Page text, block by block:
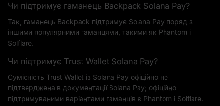
Чи підтримує гаманець Backpack Solana Pay?
Так, гаманець Backpack підтримує Solana Pay поряд з
іншими популярними гаманцями, такими як Phantom і
Solflare.
Чи підтримує Trust Wallet Solana Pay?
Сумісність Trust Wallet із Solana Pay офіційно не
підтверджена в документації Solana Pay; офіційно
підтримуваними варіантами гаманців є Phantom і Solflare.